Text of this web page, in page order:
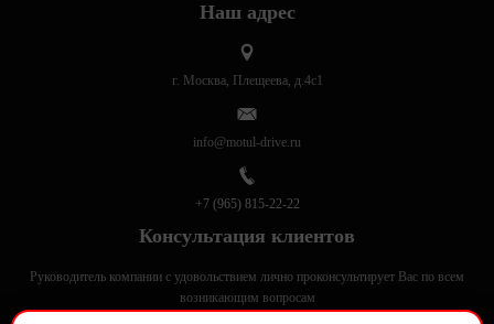
Наш адрес
г. Москва, Плещеева, д.4с1
info@motul-drive.ru
+7 (965) 815-22-22
Консультация клиентов
Руководитель компании с удовольствием лично проконсультирует Вас по всем
возникающим вопросам